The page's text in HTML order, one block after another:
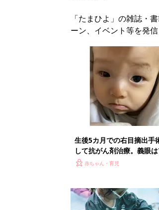
「たまひよ」の雑誌・
ーン、イベント等を発信
生後5カ月での右目摘出手
して抗がん剤治療。義眼
目。右目摘出から始まった
赤ちゃん・育児